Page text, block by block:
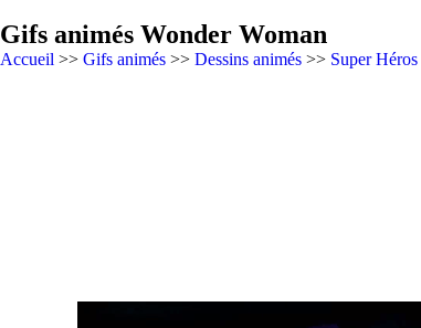
Gifs animés Wonder Woman
Accueil >> Gifs animés >> Dessins animés >> Super Héros